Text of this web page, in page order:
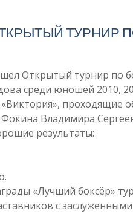
ТУРНИР
Открытый турнир по
среди юношей 2010,
проходящие
Владимира
результаты:
«Лучший боксёр»
с